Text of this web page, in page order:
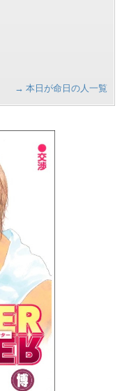
→ 本日が命日の人一覧